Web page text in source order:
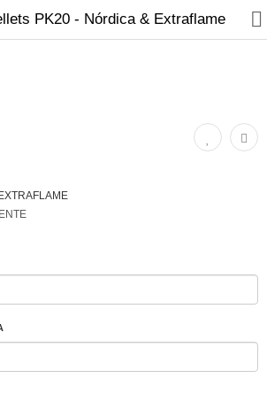
calor
PK20 - Nórdica & Extraflame